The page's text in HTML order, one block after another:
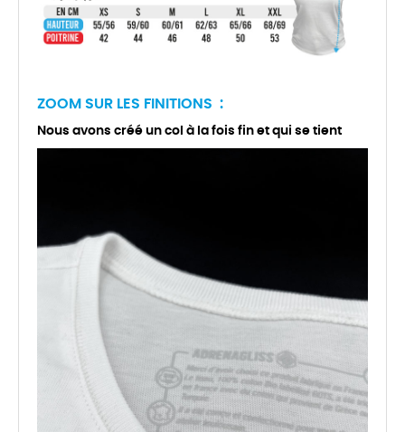
ZOOM SUR LES FINITIONS :
Nous avons créé un col à la fois fin et qui se tient